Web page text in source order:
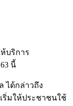
บริการ
นี้
ได้กล่าวถึง
ริ่มให้ประชาชนใช้